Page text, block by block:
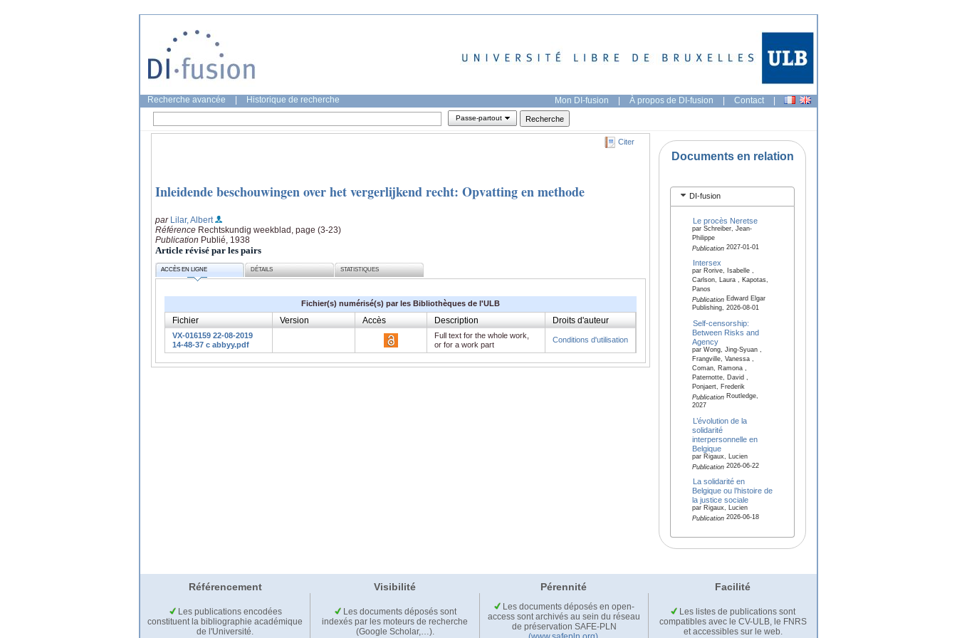
Recherche avancée Historique de recherche Mon DI-fusion | À propos de DI-fusion | Contact |
Passe-partout
Citer
Inleidende beschouwingen over het vergerlijkend recht: Opvatting en methode
par Lilar, Albert
Référence Rechtskundig weekblad, page (3-23)
Publication Publié, 1938
Article révisé par les pairs
ACCÈS EN LIGNE DÉTAILS STATISTIQUES
Fichier(s) numérisé(s) par les Bibliothèques de l'ULB
Fichier Version Accès Description Droits d'auteur
VX-016159 22-08-2019
14-48-37 c abbyy.pdf
Full text for the whole work,
or for a work part
Conditions d'utilisation
Documents en relation
DI-fusion
Le procès Neretse
par Schreiber, Jean-
Philippe
Publication2027-01-01
Intersex
par Rorive, Isabelle ,
Carlson, Laura , Kapotas,
Panos
PublicationEdward Elgar
Publishing, 2026-08-01
Self-censorship:
Between Risks and
Agency
par Wong, Jing-Syuan ,
Frangville, Vanessa ,
Coman, Ramona ,
Paternotte, David ,
Ponjaert, Frederik
PublicationRoutledge,
2027
L’évolution de la
solidarité
interpersonnelle en
Belgique
par Rigaux, Lucien
Publication2026-06-22
La solidarité en
Belgique ou l’histoire de
la justice sociale
par Rigaux, Lucien
Publication2026-06-18
Référencement Visibilité Pérennité Facilité
Les publications encodées
constituent la bibliographie académique
de l'Université.
Les documents déposés sont
indexés par les moteurs de recherche
(Google Scholar,…).
Les documents déposés en open-
access sont archivés au sein du réseau
de préservation SAFE-PLN
Les listes de publications sont
compatibles avec le CV-ULB, le FNRS
et accessibles sur le web.